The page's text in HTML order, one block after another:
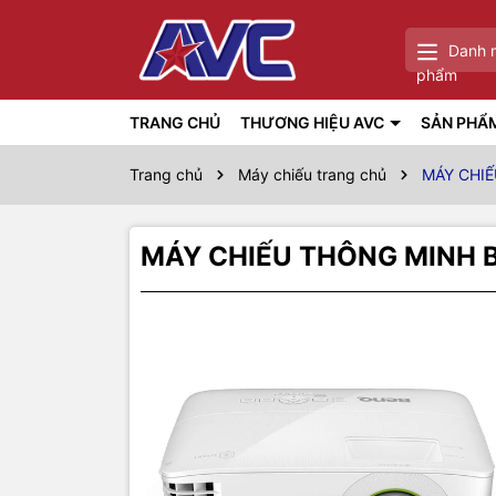
Danh
phẩm
TRANG CHỦ THƯƠNG HIỆU AVC SẢN
Trang chủ Máy chiếu trang chủ MÁY
MÁY CHIẾU THÔNG MINH